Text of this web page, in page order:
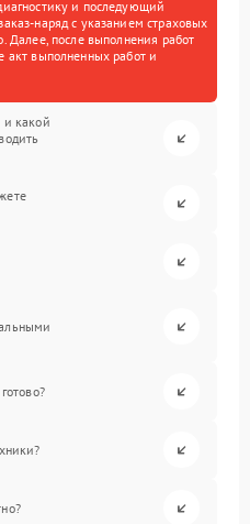
и последующий
наряд с указанием страховых
Далее, после выполнения работ
акт выполненных работ и
и какой